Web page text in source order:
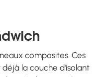
composites. Ces
la couche d'isolant